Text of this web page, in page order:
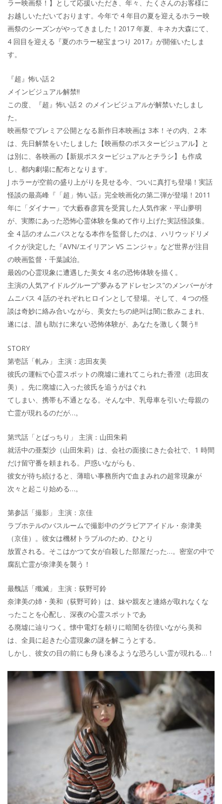
ラー映画祭！】として応援いただき、年々、たくさんのお客様に
お越しいただいております。今年で 4 年目の夏を迎えるホラー映
画祭のシーズンがやってきました！2017 年夏、キネカ大森にて、
4 回目を迎える『夏のホラー秘宝まつり 2017』が開催いたしま
す。
『超』怖い話２
メインビジュアル解禁‼
この度、『超』怖い話２ のメインビジュアルが解禁いたしまし
た。
映画祭でプレミア公開となる新作日本映画は 3本！その内、2 本
は、先日解禁をいたしました【映画祭のポスタービジュアル】と
は別に、各映画の【新規ポスタービジュアルとチラシ】も作成
し、都内劇場に配布となります。
J ホラーが空前の盛り上がりを見せる今、ついに真打ち登場！実話
怪談の最高峰『「超」怖い話』完全映画化の第二弾が登場！2011
年に「ダイナー」で大藪春彦賞を受賞した人気作家・平山夢明
が、実際にあった恐怖心霊体験を集めて作り上げた実話怪談集。
全 4 話のオムニバスとなる本作を監督したのは、ハリウッドリメ
イクが決定した『AVN/エイリアン VS ニンジャ』など世界が注目
の映画監督・千葉誠治。
最凶の心霊現象に遭遇した美女 4 名の恐怖体験を描く。
主演の人気アイドルグループ“夢みるアドレセンス”のメンバーがオ
ムニバス 4 話のそれぞれヒロインとして登場。そして、4 つの怪
談は奇妙に絡み合いながら、美女たちの絶叫は闇に飲みこまれ、
遂には、誰も助けに来ない恐怖体験が、あなたを激しく襲う!!
STORY
第壱話「軋み」 主演：志田友美
彼氏の運転で心霊スポットの廃墟に連れてこられた香澄（志田友
美）。先に廃墟に入った彼氏を追うがはぐれ
てしまい、携帯も不通となる。そんな中、乳母車を引いた母親の
亡霊が現れるのだが…。
第弐話「とばっちり」 主演：山田朱莉
就活中の亜梨沙（山田朱莉）は、会社の面接にきた会社で、1 時間
だけ留守番を頼まれる。戸惑いながらも、
彼女が待ち続けると、薄暗い事務所内で血まみれの超常現象が
次々と起こり始める…。
第参話「撮影」 主演：京佳
ラブホテルのバスルームで撮影中のグラビアアイドル・奈津美
（京佳）。彼女は機材トラブルのため、ひとり
放置される。そこはかつて女が自殺した部屋だった…。密室の中で
腐乱亡霊が奈津美を襲う！
最醜話「殲滅」 主演：荻野可鈴
奈津美の姉・美和（荻野可鈴）は、妹や親友と連絡が取れなくな
ったことを心配し、深夜の心霊スポットであ
る廃墟に辿りつく。懐中電灯を頼りに暗闇を彷徨いながら美和
は、全員に起きた心霊現象の謎を解こうとする。
しかし、彼女の目の前にも身も凍るような恐ろしい霊が現れる…！